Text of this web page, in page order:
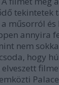
tekintetek
műsorról
annyira
nem
hogy